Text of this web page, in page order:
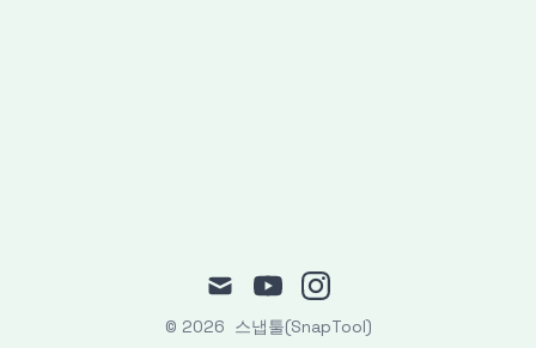
mail youtubeinstagram
© 2026 스냅툴(SnapTool)